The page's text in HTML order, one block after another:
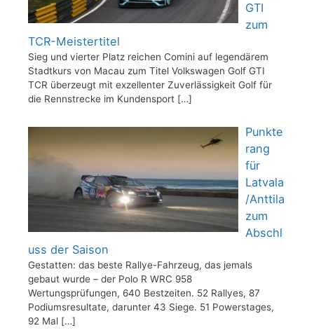
GTI
zum
TCR-Meistertitel
Sieg und vierter Platz reichen Comini auf legendärem
Stadtkurs von Macau zum Titel Volkswagen Golf GTI
TCR überzeugt mit exzellenter Zuverlässigkeit Golf für
die Rennstrecke im Kundensport […]
Punkte
rang
für
Latvala
/Anttila
zum
Abschl
uss der Saison
Gestatten: das beste Rallye-Fahrzeug, das jemals
gebaut wurde – der Polo R WRC 958
Wertungsprüfungen, 640 Bestzeiten. 52 Rallyes, 87
Podiumsresultate, darunter 43 Siege. 51 Powerstages,
92 Mal […]